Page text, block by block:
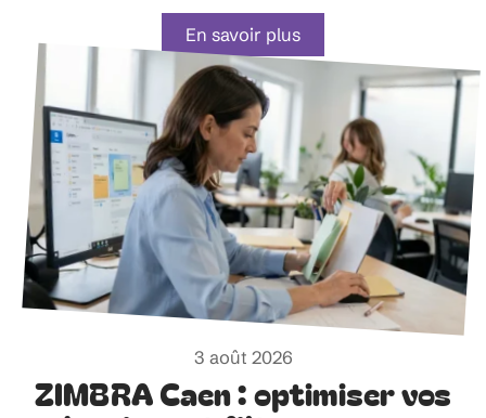
En savoir plus
3 août 2026
ZIMBRA Caen : optimiser vos